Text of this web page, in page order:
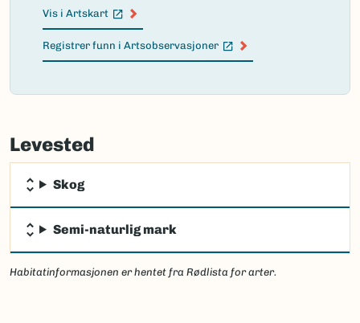
Vis i Artskart
(Ekstern lenke)
Registrer funn i Artsobservasjoner
(Ekstern lenke)
Failed
load
Levested
Skog
Semi-naturlig mark
Habitatinformasjonen er hentet fra Rødlista for arter.